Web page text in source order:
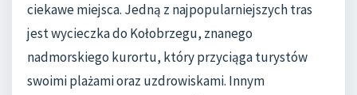
ciekawe miejsca. Jedną z najpopularniejszych tras
jest wycieczka do Kołobrzegu, znanego
nadmorskiego kurortu, który przyciąga turystów
swoimi plażami oraz uzdrowiskami. Innym